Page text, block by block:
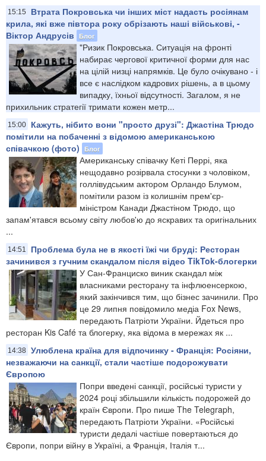
15:15
Втрата Покровська чи інших міст надасть росіянам
крила, які вже півтора року обрізають наші військові, -
Віктор Андрусів
Блог
"Ризик Покровська. Ситуація на фронті
набирає чергової критичної форми для нас
на цілій низці напрямків. Це було очікувано - і
все є наслідком кадрових рішень, а в цьому
випадку, їхньої відсутності. Загалом, я не
прихильник стратегії тримати кожен метр...
15:00
Кажуть, нібито вони "просто друзі": Джастіна Трюдо
помітили на побаченні з відомою американською
співачкою (фото)
Блог
Американську співачку Кеті Перрі, яка
нещодавно розірвала стосунки з чоловіком,
голлівудським актором Орландо Блумом,
помітили разом із колишнім прем'єр-
міністром Канади Джастіном Трюдо, що
запам'ятався всьому світу любов'ю до яскравих та оригінальних
...
14:51
Проблема була не в якості їжі чи бруді: Ресторан
зачинився з гучним скандалом після відео TikTok-блогерки
У Сан-Франциско виник скандал між
власниками ресторану та інфлюенсеркою,
який закінчився тим, що бізнес зачинили. Про
це 29 липня повідомило медіа Fox News,
передають Патріоти України. Йдеться про
ресторан Kis Café та блогерку, яка відома в мережах як ...
14:38 Улюблена країна для відпочинку - Франція: Росіяни,
незважаючи на санкції, стали частіше подорожувати
Європою
Попри введені санкції, російські туристи у
2024 році збільшили кількість подорожей до
країн Європи. Про пише The Telegraph,
передають Патріоти України. «Російські
туристи дедалі частіше повертаються до
Європи, попри війну в Україні, а Франція, Італія т...